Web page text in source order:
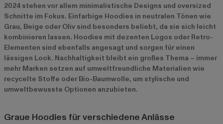
2024 stehen vor allem minimalistische Designs und oversized
Schnitte im Fokus. Einfarbige Hoodies in neutralen Tönen wie
Grau, Beige oder Oliv sind besonders beliebt, da sie sich leicht
kombinieren lassen. Hoodies mit dezenten Logos oder Retro-
Elementen sind ebenfalls angesagt und sorgen für einen
lässigen Look. Nachhaltigkeit bleibt ein großes Thema – immer
mehr Marken setzen auf umweltfreundliche Materialien wie
recycelte Stoffe oder Bio-Baumwolle, um stylische und
umweltbewusste Optionen anzubieten.
Graue Hoodies für verschiedene Anlässe